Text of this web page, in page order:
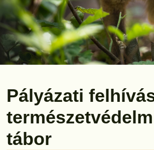
Pályázati
tábor